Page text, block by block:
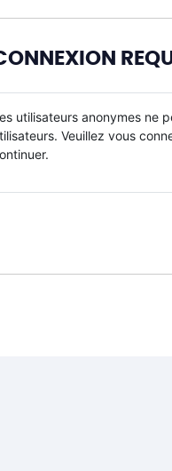
utilisateurs anonymes ne
Veuillez vous